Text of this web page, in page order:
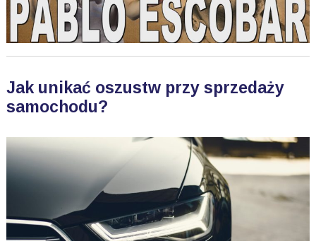
Jak unikać oszustw przy sprzedaży
samochodu?